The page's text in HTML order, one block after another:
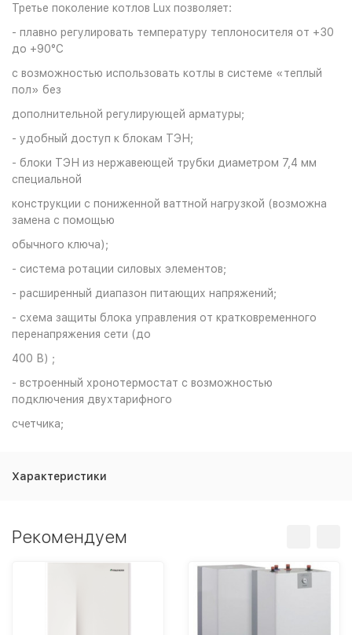
Третье поколение котлов Lux позволяет:
- плавно регулировать температуру теплоносителя от +30
до +90°С
с возможностью использовать котлы в системе «теплый
пол» без
дополнительной регулирующей арматуры;
- удобный доступ к блокам ТЭН;
- блоки ТЭН из нержавеющей трубки диаметром 7,4 мм
специальной
конструкции с пониженной ваттной нагрузкой (возможна
замена с помощью
обычного ключа);
- система ротации силовых элементов;
- расширенный диапазон питающих напряжений;
- схема защиты блока управления от кратковременного
перенапряжения сети (до
400 В) ;
- встроенный хронотермостат с возможностью
подключения двухтарифного
счетчика;
Характеристики
Рекомендуем